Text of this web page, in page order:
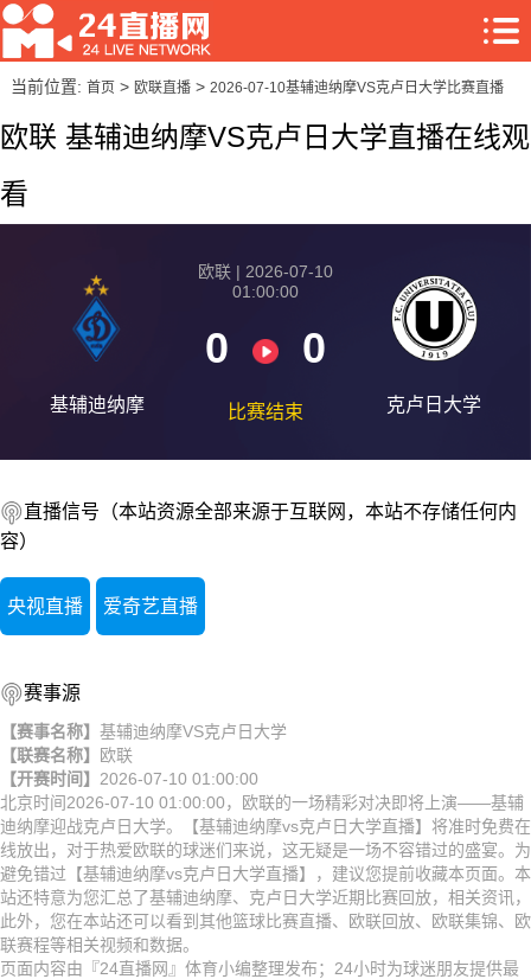
当前位置: 首页> 欧联直播> 2026-07-10基辅迪纳摩VS克卢日大学比赛直播
欧联 基辅迪纳摩VS克卢日大学直播在线观
看
基辅迪纳摩
欧联 | 2026-07-10
01:00:00
0 0
比赛结束 克卢日大学
直播信号（本站资源全部来源于互联网，本站不存储任何内
容）
央视直播 爱奇艺直播
赛事源
【赛事名称】 基辅迪纳摩VS克卢日大学
【联赛名称】 欧联
【开赛时间】 2026-07-10 01:00:00
北京时间2026-07-10 01:00:00，欧联的一场精彩对决即将上演——基辅
迪纳摩迎战克卢日大学。【基辅迪纳摩vs克卢日大学直播】将准时免费在
线放出，对于热爱欧联的球迷们来说，这无疑是一场不容错过的盛宴。为
避免错过【基辅迪纳摩vs克卢日大学直播】，建议您提前收藏本页面。本
站还特意为您汇总了基辅迪纳摩、克卢日大学近期比赛回放，相关资讯，
此外，您在本站还可以看到其他篮球比赛直播、欧联回放、欧联集锦、欧
联赛程等相关视频和数据。
页面内容由『24直播网』体育小编整理发布；24小时为球迷朋友提供最